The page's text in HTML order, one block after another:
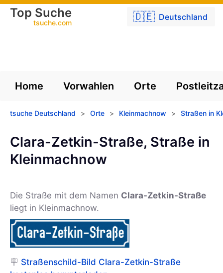
🇩🇪 Deutschland
Top Suche
tsuche.com
Home Vorwahlen Orte
tsuche Deutschland > Orte > Kleinmachnow > Straßen in
Clara-Zetkin-Straße, Straße in
Kleinmachnow
Die Straße mit dem Namen Clara-Zetkin-Straße
liegt in Kleinmachnow.
🪧 Straßenschild-Bild Clara-Zetkin-Straße